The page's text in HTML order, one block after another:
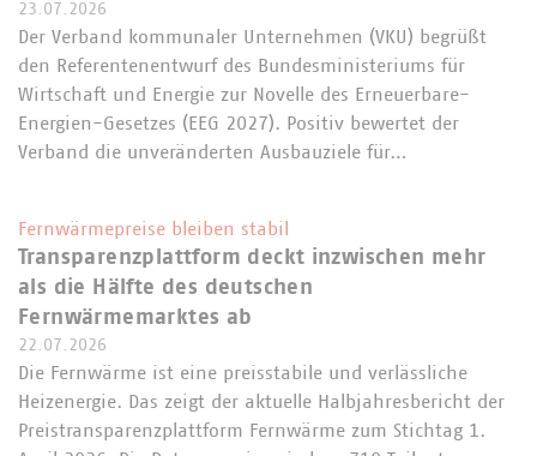
23.07.2026
Der Verband kommunaler Unternehmen (VKU) begrüßt
den Referentenentwurf des Bundesministeriums für
Wirtschaft und Energie zur Novelle des Erneuerbare-
Energien-Gesetzes (EEG 2027). Positiv bewertet der
Verband die unveränderten Ausbauziele für…
Fernwärmepreise bleiben stabil
Transparenzplattform deckt inzwischen mehr
als die Hälfte des deutschen
Fernwärmemarktes ab
22.07.2026
Die Fernwärme ist eine preisstabile und verlässliche
Heizenergie. Das zeigt der aktuelle Halbjahresbericht der
Preistransparenzplattform Fernwärme zum Stichtag 1.